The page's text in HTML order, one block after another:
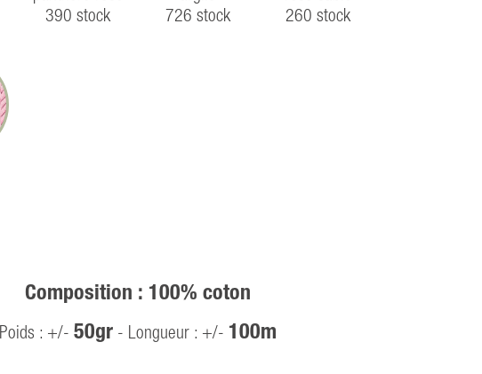
390 stock
726 stock
260 stock
Composition : 100% coton
Poids : +/- 50gr - Longueur : +/- 100m